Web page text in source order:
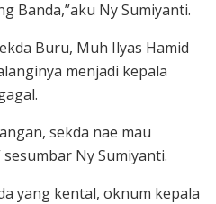
Banda,”aku Ny Sumiyanti.
Buru, Muh Ilyas Hamid
menjadi kepala
sekda nae mau
Ny Sumiyanti.
yang kental, oknum kepala